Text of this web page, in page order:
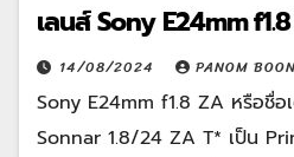
เลนส์ Sony E24mm
14/08/2024 PANOM
Sony E24mm f1.8 ZA หรือชื่อ
Sonnar 1.8/24 ZA T* เป็น